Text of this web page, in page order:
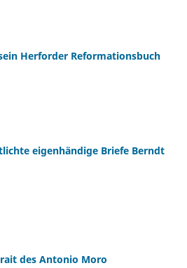
Herforder Reformationsbuch
eigenhändige Briefe Berndt
des Antonio Moro